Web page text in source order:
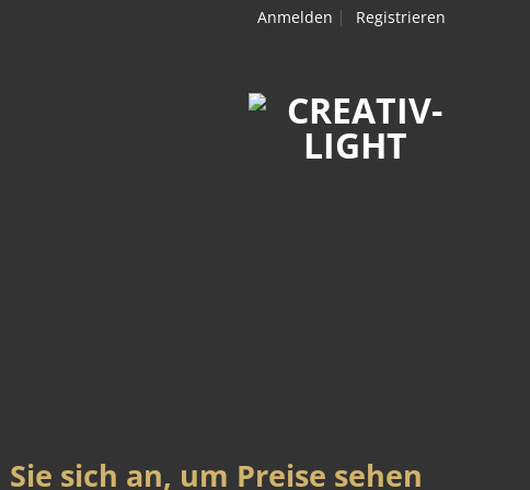
Anmelden Registrieren
sich an, um Preise sehen